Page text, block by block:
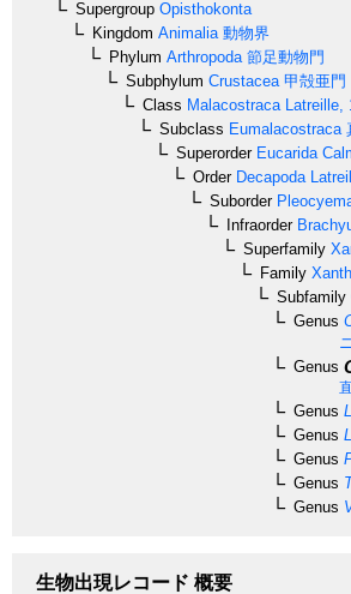
Supergroup Opisthokonta
Kingdom Animalia 動物界
Phylum Arthropoda 節足動物門
Subphylum Crustacea 甲殻亜門
Class Malacostraca Latreille,
Subclass Eumalacostraca
SuperorderEucarida
OrderDecapoda
Suborder
Infraorder
Superfamily
Family
Subfamily
Genus
Genus
Genus
Genus
Genus
Genus
Genus
生物出現レコード 概要